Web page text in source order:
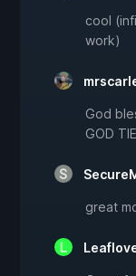
cool
work)
God
GOD
great